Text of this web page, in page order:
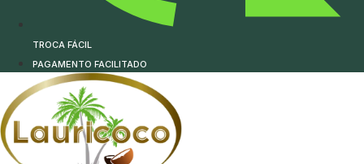
TROCA FÁCIL
PAGAMENTO FACILITADO